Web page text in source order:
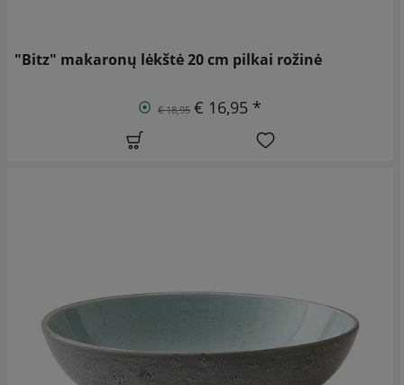
"Bitz" makaronų lėkštė 20 cm pilkai rožinė
€ 18,95 € 16,95 *